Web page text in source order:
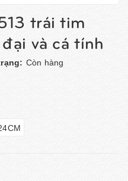
trái tim
và cá tính
Còn hàng